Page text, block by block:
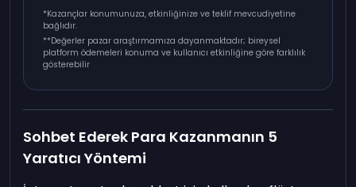
*Kazançlar konumunuza, etkinliğinize ve teklif mevcudiyetine
bağlıdır.
**Değerler pazar araştırmamıza dayanmaktadır; bireysel
platform ödemeleri konuma ve kullanıcı etkinliğine göre farklılık
gösterebilir
Sohbet Ederek Para Kazanmanın 5
Yaratıcı Yöntemi